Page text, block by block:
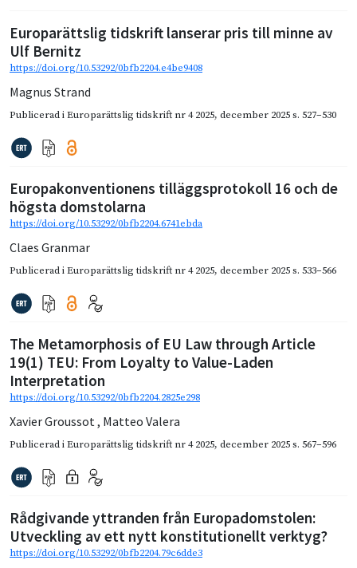
Europarättslig tidskrift lanserar pris till minne av
Ulf Bernitz
https://doi.org/10.53292/0bfb2204.e4be9408
Magnus Strand
Publicerad iEuroparättslig tidskrift nr 4 2025, december 2025s. 527–530
Europakonventionens tilläggsprotokoll 16 och de
högsta domstolarna
https://doi.org/10.53292/0bfb2204.6741ebda
Claes Granmar
Publicerad iEuroparättslig tidskrift nr 4 2025, december 2025s. 533–566
The Metamorphosis of EU Law through Article
19(1) TEU: From Loyalty to Value-Laden
Interpretation
https://doi.org/10.53292/0bfb2204.2825e298
Xavier Groussot, Matteo Valera
Publicerad iEuroparättslig tidskrift nr 4 2025, december 2025s. 567–596
Rådgivande yttranden från Europadomstolen:
Utveckling av ett nytt konstitutionellt verktyg?
https://doi.org/10.53292/0bfb2204.79c6dde3